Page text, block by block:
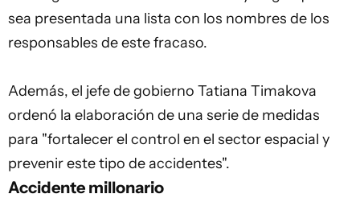
sea presentada una lista con los nombres de los
responsables de este fracaso.
Además, el jefe de gobierno Tatiana Timakova
ordenó la elaboración de una serie de medidas
para "fortalecer el control en el sector espacial y
prevenir este tipo de accidentes".
Accidente millonario